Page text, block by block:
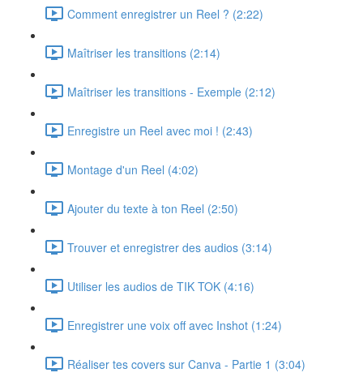
Comment enregistrer un Reel ? (2:22)
Maîtriser les transitions (2:14)
Maîtriser les transitions - Exemple (2:12)
Enregistre un Reel avec moi ! (2:43)
Montage d'un Reel (4:02)
Ajouter du texte à ton Reel (2:50)
Trouver et enregistrer des audios (3:14)
Utiliser les audios de TIK TOK (4:16)
Enregistrer une voix off avec Inshot (1:24)
Réaliser tes covers sur Canva - Partie 1 (3:04)